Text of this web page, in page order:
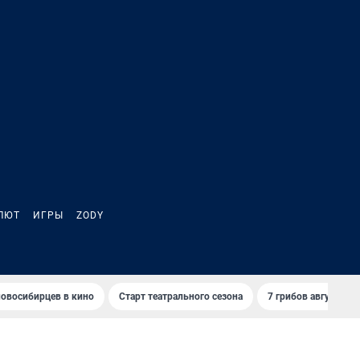
ИГРЫ ZODY
в кино Старт театрального сезона 7 грибов августа